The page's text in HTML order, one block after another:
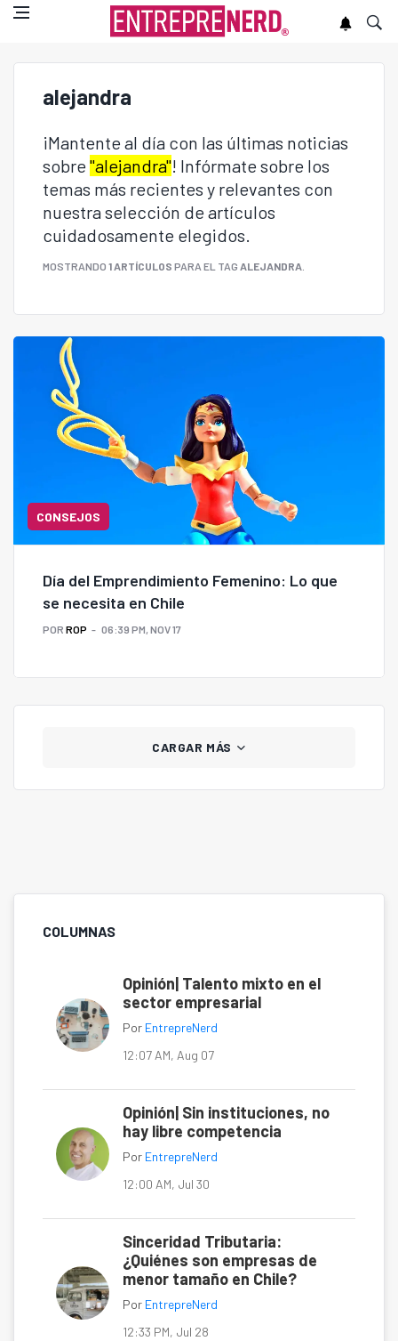
alejandra
¡Mantente al día con las últimas noticias
sobre "alejandra"! Infórmate sobre los
temas más recientes y relevantes con
nuestra selección de artículos
cuidadosamente elegidos.
MOSTRANDO 1 ARTÍCULOS PARA EL TAG ALEJANDRA
CONSEJOS
Día del Emprendimiento Femenino: Lo que
se necesita en Chile
POR ROP 06:39 PM, NOV 17
CARGAR MÁS
COLUMNAS
Opinión| Talento mixto en el
sector empresarial
Por EntrepreNerd
12:07 AM, Aug 07
Opinión| Sin instituciones, no
hay libre competencia
Por EntrepreNerd
12:00 AM, Jul 30
Sinceridad Tributaria:
¿Quiénes son empresas de
menor tamaño en Chile?
Por EntrepreNerd
12:33 PM, Jul 28